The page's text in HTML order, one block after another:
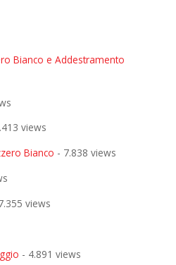
Bianco e Addestramento
views
Bianco - 7.838 views
views
- 4.891 views